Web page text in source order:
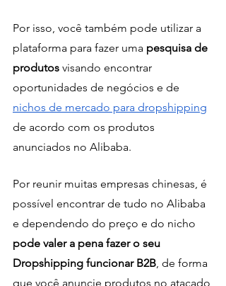
Por isso, você também pode utilizar a
plataforma para fazer uma pesquisa de
produtos visando encontrar
oportunidades de negócios e de
nichos de mercado para dropshipping
de acordo com os produtos
anunciados no Alibaba.
Por reunir muitas empresas chinesas, é
possível encontrar de tudo no Alibaba
e dependendo do preço e do nicho
pode valer a pena fazer o seu
Dropshipping funcionar B2B, de forma
que você anuncie produtos no atacado